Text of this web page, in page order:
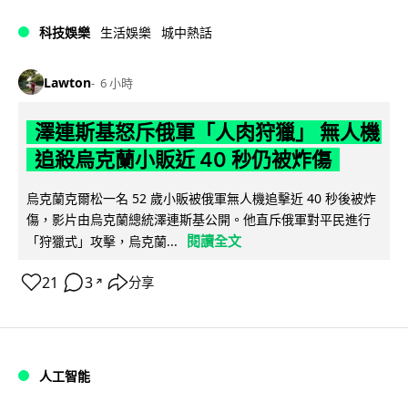
科技娛樂 生活娛樂 城中熱話
Lawton 6 小時
澤連斯基怒斥俄軍「人肉狩獵」 無人機
追殺烏克蘭小販近 40 秒仍被炸傷
烏克蘭克爾松一名 52 歲小販被俄軍無人機追擊近 40 秒後被炸
傷，影片由烏克蘭總統澤連斯基公開。他直斥俄軍對平民進行
「狩獵式」攻擊，烏克蘭...
閱讀全文
21 3 ↗ 分享
人工智能